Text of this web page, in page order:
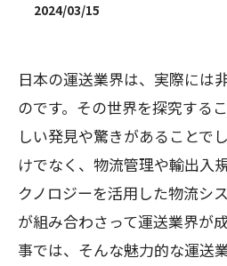
2024/03/15
日本の運送業界は、実際には
のです。その世界を探究する
しい発見や驚きがあることで
けでなく、物流管理や輸出入
クノロジーを活用した物流シ
が組み合わさって運送業界が
事では、そんな魅力的な運送